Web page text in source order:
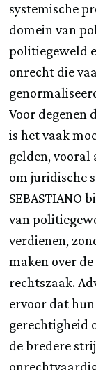
systemische
domein van
politiegeweld
onrecht die
Voor degenen
is het vaak
gelden, vooral
om juridische
SEBASTIANO
van
verdienen,
maken over
rechtszaak.
ervoor dat
gerechtigheid
de bredere